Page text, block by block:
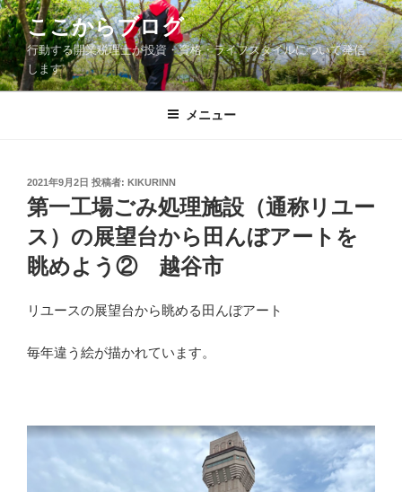
コ
ン
テ
ン
ツ
ここからブログ
行動する開業税理士が投資・資格・ライフスタイルについて発信
します
メニュー
投
稿
日:
2021年9月2日 投稿者: KIKURINN
第一工場ごみ処理施設（通称リユー
ス）の展望台から田んぼアートを
眺めよう② 越谷市
リユースの展望台から眺める田んぼアート
毎年違う絵が描かれています。